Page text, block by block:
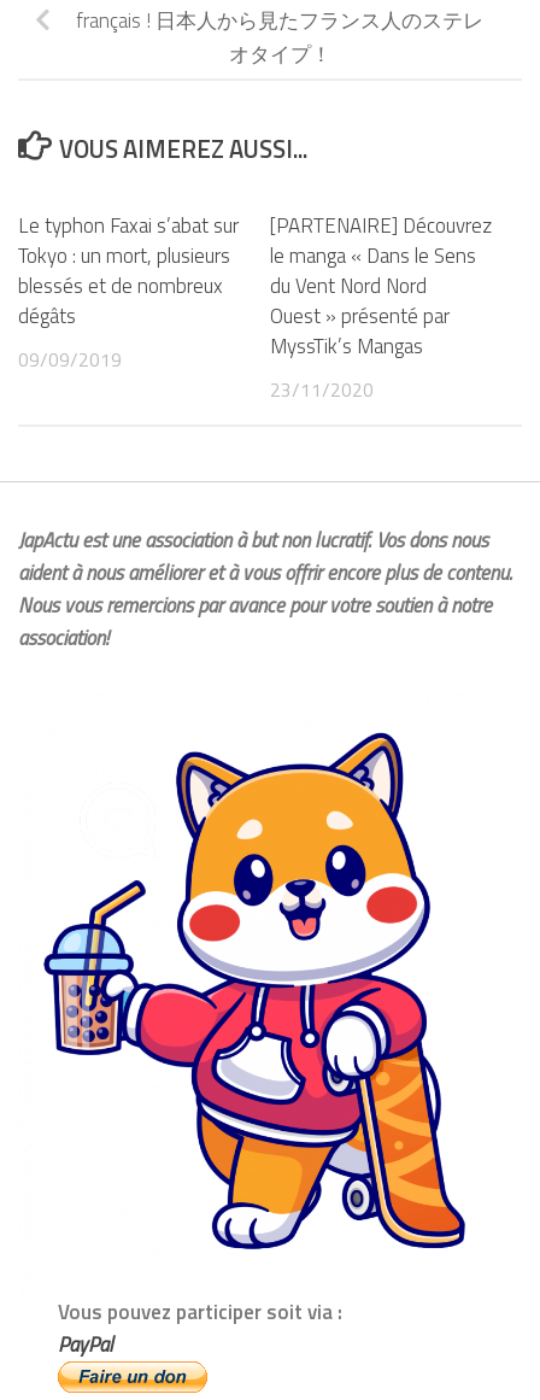
français ! 日本人から見たフランス人のステレ
オタイプ！
VOUS AIMEREZ AUSSI...
Le typhon Faxai s’abat sur
Tokyo : un mort, plusieurs
blessés et de nombreux
dégâts
09/09/2019
[PARTENAIRE] Découvrez
le manga « Dans le Sens
du Vent Nord Nord
Ouest » présenté par
MyssTik’s Mangas
23/11/2020
JapActu est une association à but non lucratif. Vos dons nous
aident à nous améliorer et à vous offrir encore plus de contenu.
Nous vous remercions par avance pour votre soutien à notre
association!
Vous pouvez participer soit via :
PayPal